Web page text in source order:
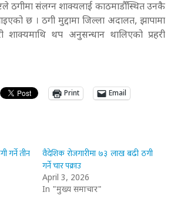
ठगीमा संलग्न शाक्यलाई काठमाडौँस्थित उनकै
छ । ठगी मुद्दामा जिल्ला अदालत, झापामा
शाक्यमाथि थप अनुसन्धान थालिएको प्रहरी
Print Email
गर्ने तीन
वैदेशिक रोजगारीमा ७३ लाख बढी ठगी
गर्ने चार पक्राउ
April 3, 2026
In "मुख्य समाचार"